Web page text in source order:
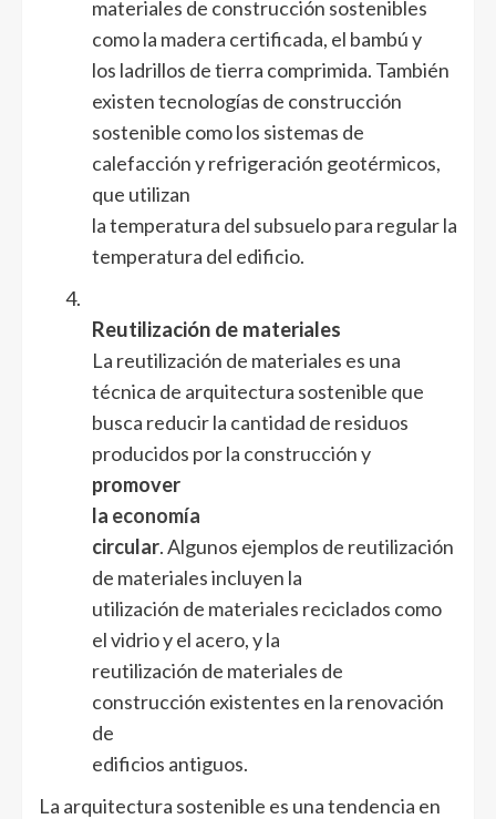
materiales de construcción sostenibles
como la madera certificada, el bambú y
los ladrillos de tierra comprimida. También
existen tecnologías de construcción
sostenible como los sistemas de
calefacción y refrigeración geotérmicos,
que utilizan
la temperatura del subsuelo para regular la
temperatura del edificio.
4.
Reutilización de materiales
La reutilización de materiales es una
técnica de arquitectura sostenible que
busca reducir la cantidad de residuos
producidos por la construcción y
promover
la economía
circular. Algunos ejemplos de reutilización
de materiales incluyen la
utilización de materiales reciclados como
el vidrio y el acero, y la
reutilización de materiales de
construcción existentes en la renovación
de
edificios antiguos.
La arquitectura sostenible es una tendencia en